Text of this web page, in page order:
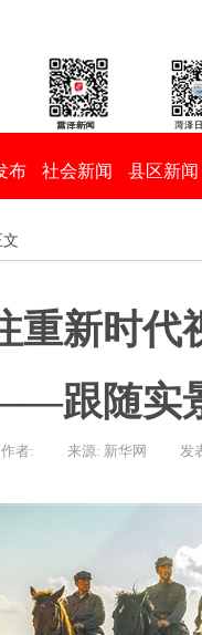
布 社会新闻 县区新闻
重新时代
跟随实
作者: 来源: 新华网 发